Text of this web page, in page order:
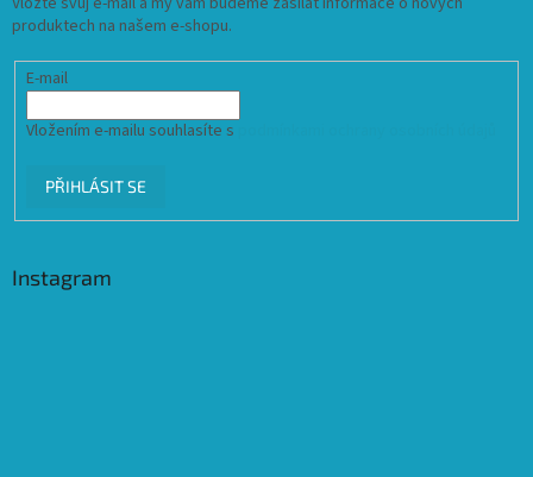
produktech na našem e-shopu.
E-mail
Vložením e-mailu souhlasíte s
PŘIHLÁSIT SE
Instagram